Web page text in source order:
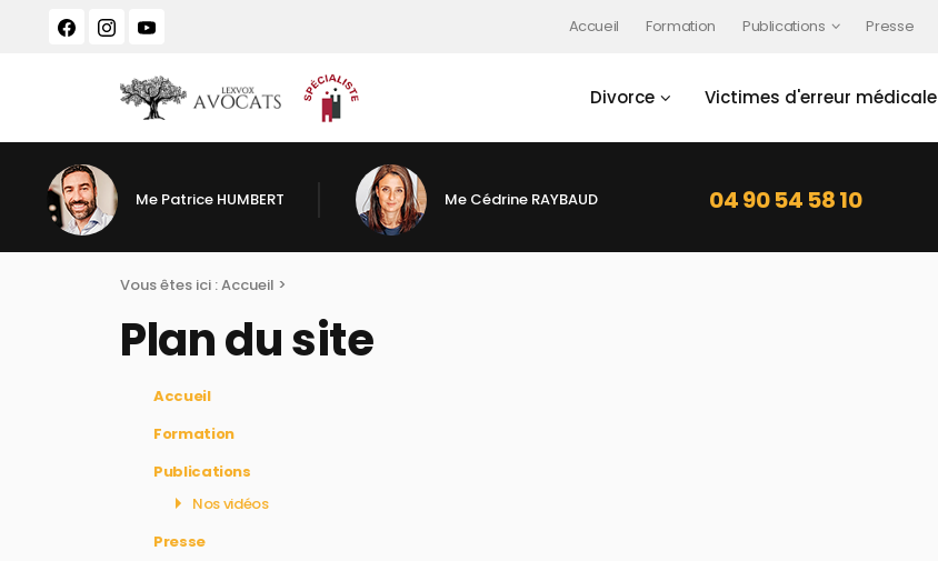
Accueil Formation Publications Presse
Divorce Victimes d'erreur médicale
Me Patrice HUMBERT Me Cédrine RAYBAUD 04 90 54 58 10
Vous êtes ici :Accueil >
Plan du site
Accueil
Formation
Publications
Nos vidéos
Presse